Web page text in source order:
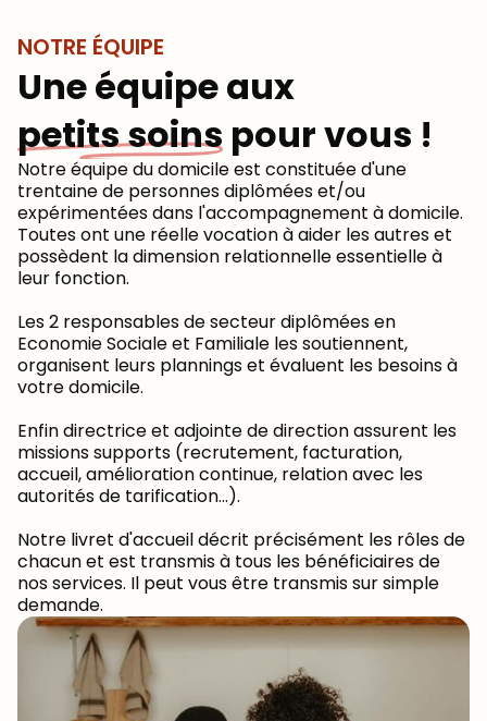
NOTRE ÉQUIPE
Une équipe aux
petits soins pour vous !
Notre équipe du domicile est constituée d'une
trentaine de personnes diplômées et/ou
expérimentées dans l'accompagnement à domicile.
Toutes ont une réelle vocation à aider les autres et
possèdent la dimension relationnelle essentielle à
leur fonction.
Les 2 responsables de secteur diplômées en
Economie Sociale et Familiale les soutiennent,
organisent leurs plannings et évaluent les besoins à
votre domicile.
Enfin directrice et adjointe de direction assurent les
missions supports (recrutement, facturation,
accueil, amélioration continue, relation avec les
autorités de tarification...).
Notre livret d'accueil décrit précisément les rôles de
chacun et est transmis à tous les bénéficiaires de
nos services. Il peut vous être transmis sur simple
demande.